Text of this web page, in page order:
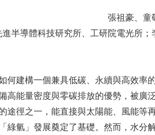
張祖豪、童
半導體科技研究所、工研院電光所
何建構一個兼具低碳、永續與高效率
高能量密度與零碳排放的優勢，被廣
途徑之一，能直接與太陽能、風能等
綠氫」發展奠定了基礎。然而，水分